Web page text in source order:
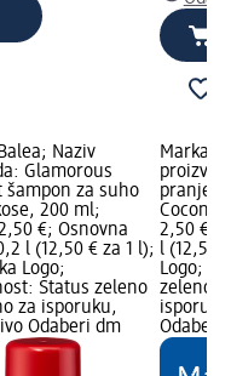
Naziv
Glamorous
šampon za suho
200 ml;
€; Osnovna
l (12,50 € za 1 l);
Logo;
Status zeleno
za isporuku,
Odaberi dm
Marka:
pranje
2,50 €;
l (12,50
Logo;
zeleno
Odaberi